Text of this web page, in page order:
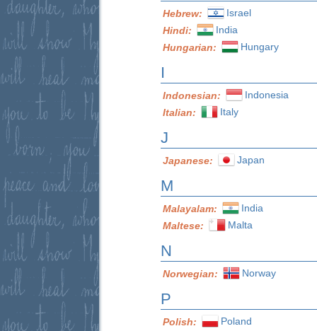
Hebrew:
Israel
Hindi:
India
Hungarian:
Hungary
I
Indonesian:
Indonesia
Italian:
Italy
J
Japanese: Japan
M
Malayalam:
India
Maltese:
Malta
N
Norwegian: Norway
P
Polish:
Poland